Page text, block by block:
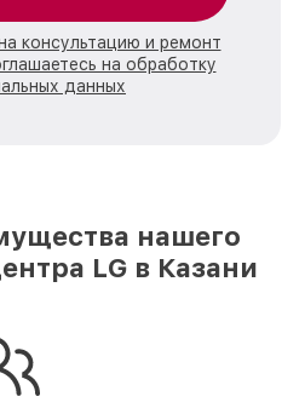
консультацию и ремонт
на обработку
данных
нашего
LG в Казани